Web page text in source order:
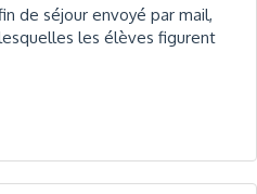
de séjour envoyé par mail,
les élèves figurent